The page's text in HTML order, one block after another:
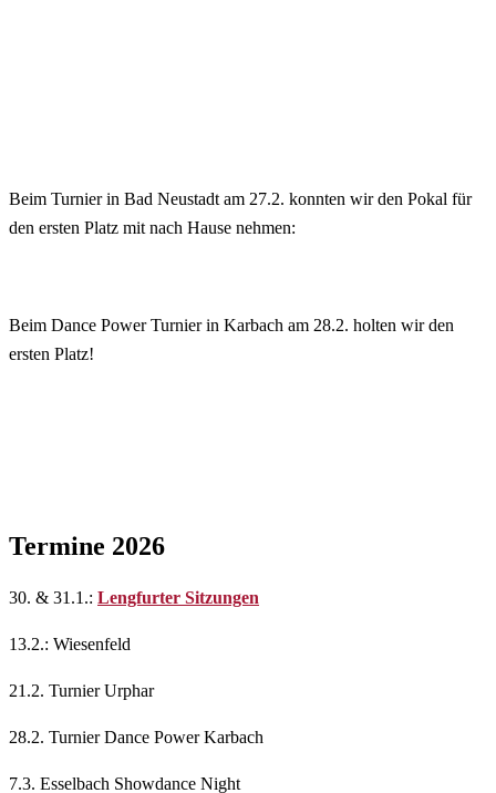
Beim Turnier in Bad Neustadt am 27.2. konnten wir den Pokal für
den ersten Platz mit nach Hause nehmen:
Beim Dance Power Turnier in Karbach am 28.2. holten wir den
ersten Platz!
Termine 2026
30. & 31.1.: Lengfurter Sitzungen
13.2.: Wiesenfeld
21.2. Turnier Urphar
28.2. Turnier Dance Power Karbach
7.3. Esselbach Showdance Night